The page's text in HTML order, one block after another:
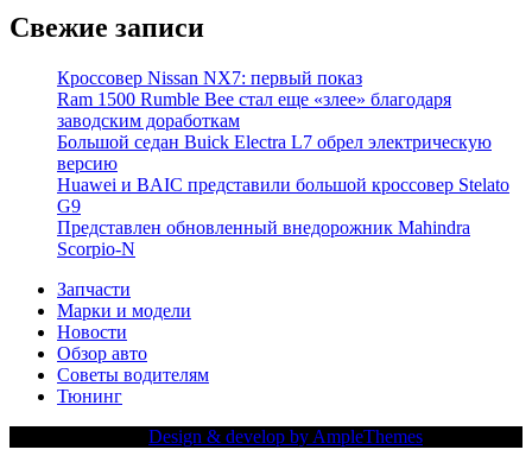
Свежие записи
Кроссовер Nissan NX7: первый показ
Ram 1500 Rumble Bee стал еще «злее» благодаря
заводским доработкам
Большой седан Buick Electra L7 обрел электрическую
версию
Huawei и BAIC представили большой кроссовер Stelato
G9
Представлен обновленный внедорожник Mahindra
Scorpio-N
Запчасти
Марки и модели
Новости
Обзор авто
Советы водителям
Тюнинг
Design & develop by AmpleThemes